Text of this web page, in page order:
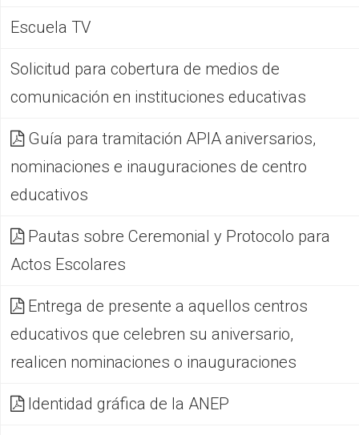
Escuela TV
Solicitud para cobertura de medios de
comunicación en instituciones educativas
Guía para tramitación APIA aniversarios,
nominaciones e inauguraciones de centro
educativos
Pautas sobre Ceremonial y Protocolo para
Actos Escolares
Entrega de presente a aquellos centros
educativos que celebren su aniversario,
realicen nominaciones o inauguraciones
Identidad gráfica de la ANEP